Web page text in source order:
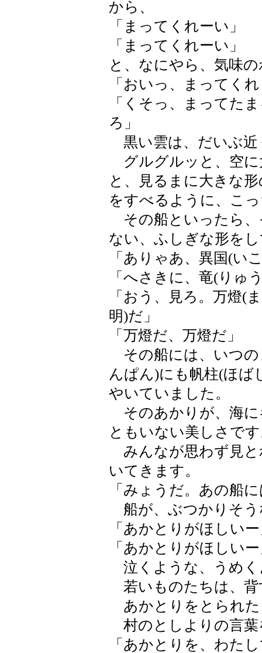
から、
「まってくれーい」
「まってくれーい」
と、なにやら、気味
「おいっ、まってく
「くそっ、まってた
ろ」
黒い雲は、だいぶ近
グルグルッと、空に
と、見るまに大きな
をすべるように、こ
その船といったら、
ない、ふしぎな形を
「ありゃあ、異国(い
「へさきに、竜(りゅ
「おう、見ろ。万燈(
明)だ」
「万燈だ、万燈だ」
その船には、いつの
んぱん)にも帆柱(ほば
やいていました。
そのあかりが、海に
ともいない美しさで
みんなが思わず見と
いてきます。
「みょうだ。あの船
船が、ぶつかりそう
「あかとりがほしい
「あかとりがほしい
泣くような、うめく
若いものたちは、背
あかとりをとられ
村のとしよりの言葉
「あかとりを、わた